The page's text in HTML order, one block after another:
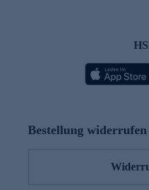
Bestellung widerrufen